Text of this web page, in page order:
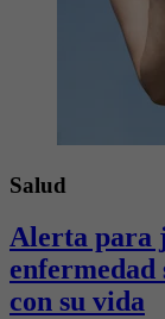
Salud
Alerta para
enfermedad
con su vida